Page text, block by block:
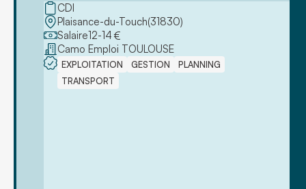
CDI
Plaisance-du-Touch(31830)
Salaire12-14 €
Camo Emploi TOULOUSE
EXPLOITATION GESTION
PLANNING
TRANSPORT